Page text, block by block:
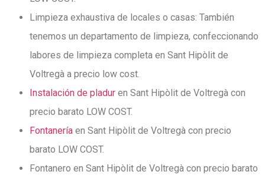
Limpieza exhaustiva de locales o casas: También
tenemos un departamento de limpieza, confeccionando
labores de limpieza completa en Sant Hipòlit de
Voltregà a precio low cost.
Instalación de pladur en Sant Hipòlit de Voltregà con
precio barato LOW COST.
Fontanería en Sant Hipòlit de Voltregà con precio
barato LOW COST.
Fontanero en Sant Hipòlit de Voltregà con precio barato